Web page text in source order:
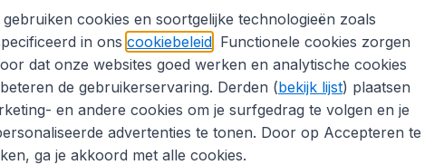
informatie
Internationale sites
Flugladen.de
CheapTickets.ch
CheapTickets.nl
CheapTickets.sg
gebruiken cookies en soortgelijke technologieën zoals
in ons cookiebeleid. Functionele cookies zorgen
dat onze websites goed werken en analytische cookies
de gebruikerservaring. Derden (bekijk lijst) plaatsen
en andere cookies om je surfgedrag te volgen en je
advertenties te tonen. Door op Accepteren te
ga je akkoord met alle cookies.